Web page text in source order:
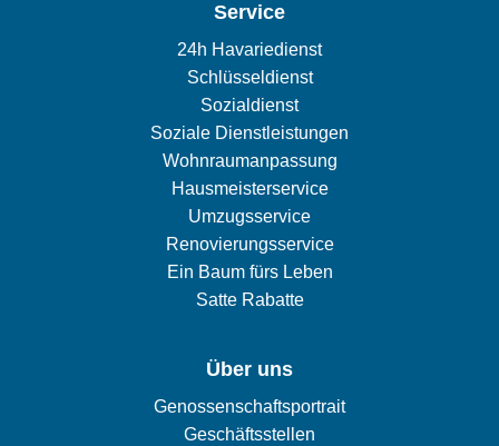
Service
24h Havariedienst
Schlüsseldienst
Sozialdienst
Soziale Dienstleistungen
Wohnraumanpassung
Hausmeisterservice
Umzugsservice
Renovierungsservice
Ein Baum fürs Leben
Satte Rabatte
Über uns
Genossenschaftsportrait
Geschäftsstellen